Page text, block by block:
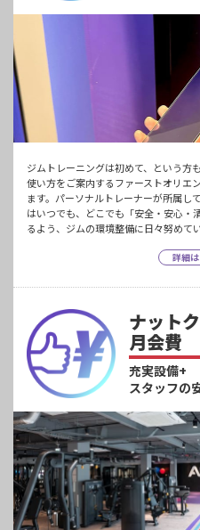
ジムトレーニングは初めて、という方
使い方をご案内するファーストオリエ
ます。パーソナルトレーナーが所属し
はいつでも、どこでも「安全・安心・
るよう、ジムの環境整備に日々努めてい
詳細
ナット
月会費
充実設備+
スタッフの